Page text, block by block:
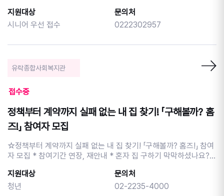
서적 해독을 체험하고, '예술적 자기설계' 능력을 키울 수 있는 인문
학 프로그램을 준비하였습니다. 이번 모집 차시는 시니어 이용자분
의 인생을 음악과 연결 시켜보는 <그 시절, 그 노래> 한국 대중음악
뇌 건강교실> 많은 관심과 참여 부탁드립니다! 8.12.(수) 19시 그
시절, 그 노래: '음악으로 시간을 기록하다' - 귀를 여는 시간 - 음악
나의 시간에 새겨진 음악 그래프 작성하기 (워크숍) 9.2.(수) 19시
사를 활용한 인지능력 향상 - 리듬과 박자 활동으로 운동영역 향상
1. 일 시 : 2026. 8.12.(수), 9.2.(수) 2. 장 소 : 손기정문화도서
관 1층 라운지 3. 대 상 : 성인 20명(시니어 60대 이상 우선 모집)
4. 신 청 : 중구구립도서관 홈페이지 선착순 신청 5. 문 의 : 02-
2230-2957 ※ 총 10회차 강의중 일부 모집 안내입니다. 이후 차시
시 홍보에 활용될 사진 촬영에 동의하는 것으로 간주합니다. ※ 사전
연락 없이 불참할 경우 추후 프로그램 신청이 제한될 수 있습니다. -
지원대상
시니어 우선 접수
문의처
0222302957
유락종합사회복지관
접수중
정책부터 계약까지 실패 없는 내 집 찾기! 「구해볼까? 홈
즈!」 참여자 모집
☆정책부터 계약까지 실패 없는 내 집 찾기! 「구해볼까? 홈즈!」 참여
자 모집 * 참여기간 연장, 재안내 * 혼자 집 구하기 막막하셨나요?
알려드립니다! ☆ 1회기 | 집 구하기 준비운동 -> 8월 26일(수)
18:30~20:30 - 집 구하기 전, 기본정보 알기 - 청년 주거정책 알아
지원대상
청년
문의처
02-2235-4000